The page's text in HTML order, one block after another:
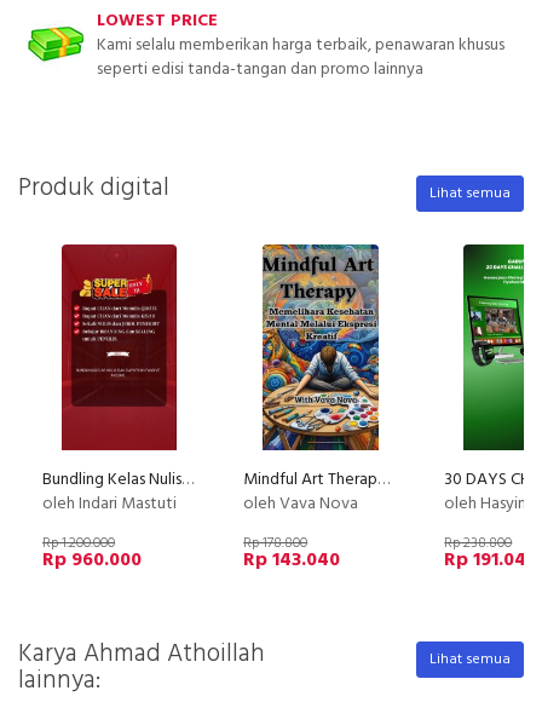
LOWEST PRICE
Kami selalu memberikan harga terbaik, penawaran khusus
seperti edisi tanda-tangan dan promo lainnya
Produk digital Lihat semua
Bundling Kelas Nulis Dan Dapatkan Passive Income
oleh Indari Mastuti
Rp 1.200.000
Rp 960.000
Mindful Art Therapy,Memelihara Kesehatan Mental Melalui Ekspresi Kreatif
oleh Vava Nova
Rp 178.800
Rp 143.040
oleh Hasyim
Rp 238.800
Rp 191.040
Karya Ahmad Athoillah
lainnya:
Lihat semua